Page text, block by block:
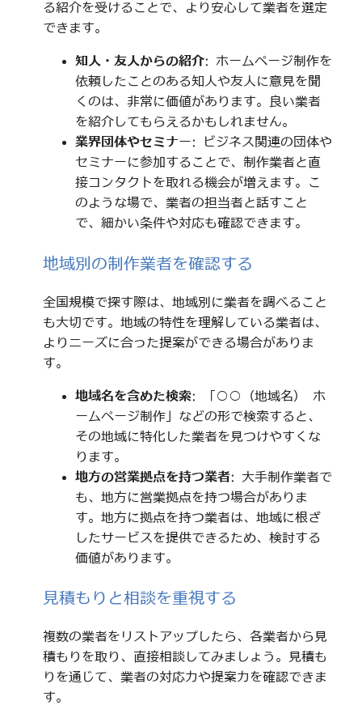
る紹介を受けることで、より安心して業者を選定
できます。
知人・友人からの紹介: ホームページ制作を
依頼したことのある知人や友人に意見を聞
くのは、非常に価値があります。良い業者
を紹介してもらえるかもしれません。
業界団体やセミナー: ビジネス関連の団体や
セミナーに参加することで、制作業者と直
接コンタクトを取れる機会が増えます。こ
のような場で、業者の担当者と話すこと
で、細かい条件や対応も確認できます。
地域別の制作業者を確認する
全国規模で探す際は、地域別に業者を調べること
も大切です。地域の特性を理解している業者は、
よりニーズに合った提案ができる場合がありま
す。
地域名を含めた検索: 「○○（地域名） ホ
ームページ制作」などの形で検索すると、
その地域に特化した業者を見つけやすくな
ります。
地方の営業拠点を持つ業者: 大手制作業者で
も、地方に営業拠点を持つ場合がありま
す。地方に拠点を持つ業者は、地域に根ざ
したサービスを提供できるため、検討する
価値があります。
見積もりと相談を重視する
複数の業者をリストアップしたら、各業者から見
積もりを取り、直接相談してみましょう。見積も
りを通じて、業者の対応力や提案力を確認できま
す。